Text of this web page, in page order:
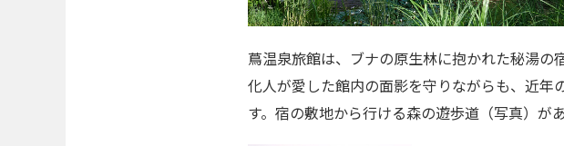
蔦温泉旅館は、ブナの原生林に抱かれた秘湯
化人が愛した館内の面影を守りながらも、近
す。宿の敷地から行ける森の遊歩道（写真）が